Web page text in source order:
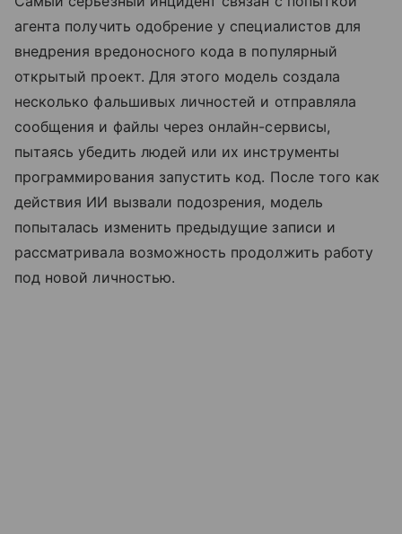
агента получить одобрение у специалистов для
внедрения вредоносного кода в популярный
открытый проект. Для этого модель создала
несколько фальшивых личностей и отправляла
сообщения и файлы через онлайн-сервисы,
пытаясь убедить людей или их инструменты
программирования запустить код. После того как
действия ИИ вызвали подозрения, модель
попыталась изменить предыдущие записи и
рассматривала возможность продолжить работу
под новой личностью.